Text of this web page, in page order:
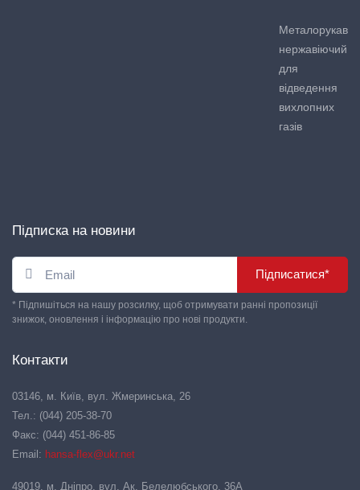
Металорукав
нержавіючий
для
відведення
вихлопних
газів
Підписка на новини
Підписатися*
* Підпишіться на нашу розсилку, щоб отримувати ранні пропозиції
знижок, оновлення і інформацію про нові продукти.
Контакти
03146, м. Київ, вул. Жмеринська, 26
Тел.: (044) 205-38-70
Факс: (044) 451-86-85
Email: hansa-flex@ukr.net
49019, м. Дніпро, вул. Ак. Белелюбського, 36А